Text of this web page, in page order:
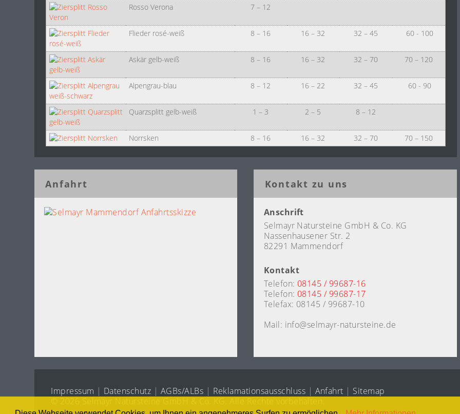
Rosso Verona
7 – 12
Flieder rosé-weiß 8 – 16 16 – 32 32 – 45 60 - 100
Askär gelb-weiß 8 – 16 16 – 32 32 – 70 70 – 120
Alpengrau-blau 8 – 12 16 – 22 32 – 45 60 - 90
Quarzsplitt gelb-weiß 1 – 3 2 – 5 8 – 12
Norrsken 8 – 16 16 – 32 32 – 70 70 – 150
Anfahrt Kontakt zu uns
Anschrift
Selmayr Natursteine GmbH & Co. KG
Nassenhausener Str. 2
82291 Mammendorf
Kontakt
Telefon: 08145 / 99687-16
Telefon: 08145 / 99687-17
Telefax: 08145 / 99687-10
Mail: info@selmayr-natursteine.de
Impressum | Datenschutz | AGBs/ALBs | Reklamationsausschluss | Anfahrt | Sitemap